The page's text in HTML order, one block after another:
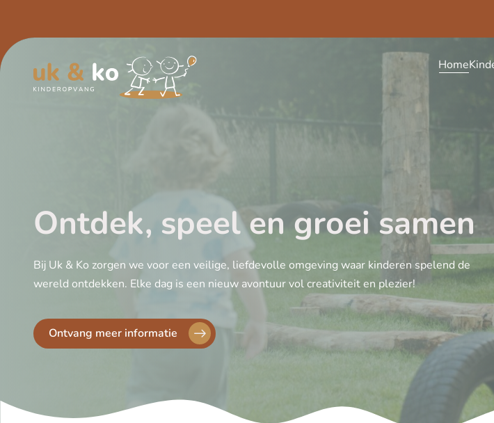
Home
Ontdek, speel en groei samen
Bij Uk & Ko zorgen we voor een veilige, liefdevolle omgeving waar kinderen spelend de
wereld ontdekken. Elke dag is een nieuw avontuur vol creativiteit en plezier!
Ontvang meer informatie